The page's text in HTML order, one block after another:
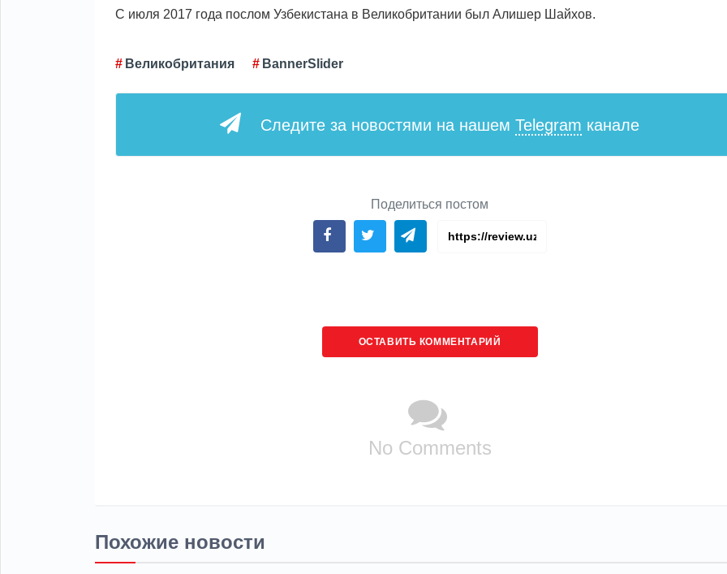
С июля 2017 года послом Узбекистана в Великобритании был Алишер Шайхов.
Великобритания BannerSlider
Следите за новостями на нашем Telegram канале
Поделиться постом
ОСТАВИТЬ КОММЕНТАРИЙ
No Comments
Похожие новости